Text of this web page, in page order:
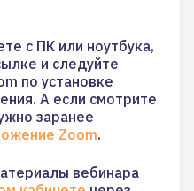
с ПК или ноутбука,
и следуйте
по установке
А если смотрите
заранее
Zoom.
вебинара